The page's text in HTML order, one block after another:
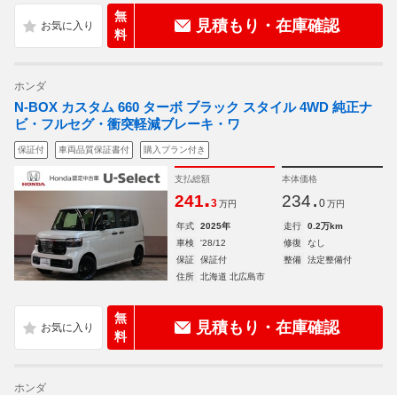
無
料
見積もり・在庫確認
ホンダ
N-BOX カスタム 660 ターボ ブラック スタイル 4WD 純正ナ
ビ・フルセグ・衝突軽減ブレーキ・ワ
保証付 車両品質保証書付 購入プラン付き
支払総額
241.3 万円
本体価格
234. 0 万円
年式 2025年 走行
0.2万km
車検
'28/12 修復
なし
保証
保証付 整備
法定整備付
住所
北海道 北広島市
無
料
見積もり・在庫確認
ホンダ